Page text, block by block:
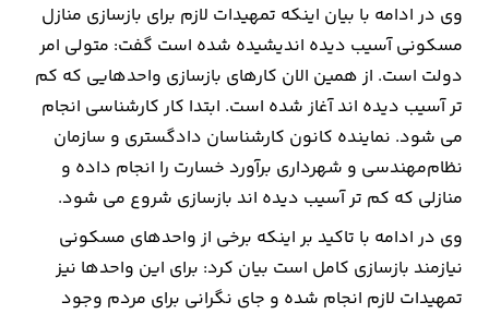
وی در ادامه با بیان اینکه تمهیدات لازم برای بازسازی منازل
مسکونی آسیب دیده اندیشیده شده است گفت: متولی امر
دولت است. از همین الان کارهای بازسازی واحدهایی که کم
تر آسیب دیده اند آغاز شده است. ابتدا کار کارشناسی انجام
می شود. نماینده کانون کارشناسان دادگستری و سازمان
نظام‌مهندسی و شهرداری برآورد خسارت را انجام داده و
منازلی که کم تر آسیب دیده اند بازسازی شروع می شود.
وی در ادامه با تاکید بر اینکه برخی از واحدهای مسکونی
نیازمند بازسازی کامل است بیان کرد: برای این واحدها نیز
تمهیدات لازم انجام شده و جای نگرانی برای مردم وجود